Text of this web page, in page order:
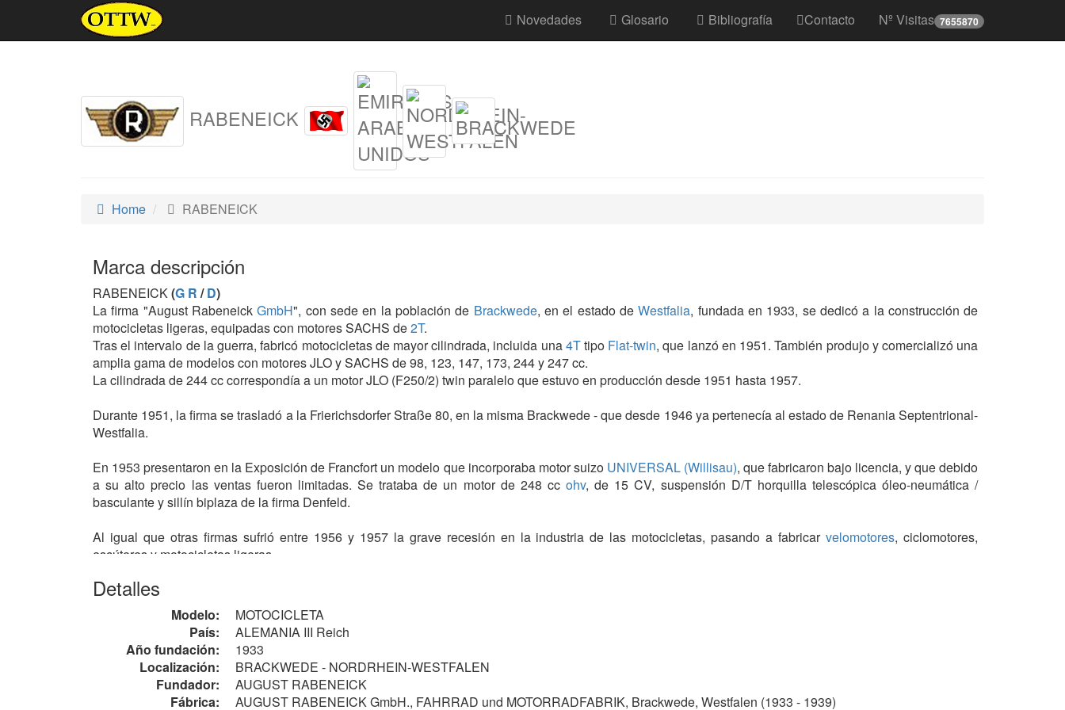
Novedades Glosario Bibliografía Contacto Nº Visitas 7655870
RABENEICK
Home RABENEICK
Marca descripción
RABENEICK(G R /D)
La firma "August RabeneickGmbH", con sede en la población de Brackwede, en el estado deWestfalia, fundada en 1933, se dedicó a la construcción de
motocicletas ligeras, equipadas con motores SACHS de2T.
Tras el intervalo de la guerra, fabricó motocicletas de mayor cilindrada, incluida una4Ttipo Flat-twin, que lanzó en 1951. También produjo y comercializó una
amplia gama de modelos con motores JLO y SACHS de 98, 123, 147, 173, 244 y 247 cc.
La cilindrada de 244 cc correspondía a un motor JLO (F250/2) twin paralelo que estuvo en producción desde 1951 hasta 1957.
Durante 1951, la firma se trasladó a la Frierichsdorfer Straße 80, en la misma Brackwede - que desde 1946 ya pertenecía al estado de Renania Septentrional-
Westfalia.
En 1953 presentaron en la Exposición de Francfort un modelo que incorporaba motor suizoUNIVERSAL (Willisau), que fabricaron bajo licencia, y que debido
a su alto precio las ventas fueron limitadas. Se trataba de un motor de 248 ccohv, de 15 CV, suspensión D/T horquilla telescópica óleo-neumática /
basculante y sillín biplaza de la firma Denfeld.
Al igual que otras firmas sufrió entre 1956 y 1957 la grave recesión en la industria de las motocicletas, pasando a fabricarvelomotores, ciclomotores,
escúteres y motocicletas ligeras.
Velomotores
Equipados con motor
CYCLEMASTERde 33 cc:
• CM 32, Taxi: de 0.9 CV. 1951 - 1959
• M 53: de 1.0 CV, transmisión final por correa
Ciclomotores
Equipados con motor SACHS de 48 cc de2T, salvo las excepciones que se citan:
Detalles
Modelo:
MOTOCICLETA
País:
ALEMANIA III Reich
Año fundación:
1933
Localización:
BRACKWEDE - NORDRHEIN-WESTFALEN
Fundador:
AUGUST RABENEICK
Fábrica:
AUGUST RABENEICK GmbH., FAHRRAD und MOTORRADFABRIK, Brackwede, Westfalen (1933 - 1939)